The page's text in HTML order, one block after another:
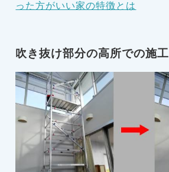
った方がいい家の特徴とは
吹き抜け部分の高所での施工